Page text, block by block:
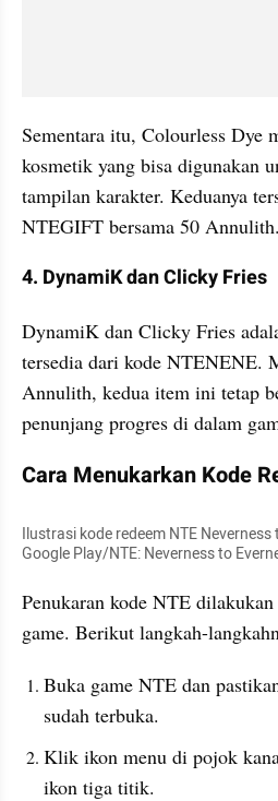
Sementara itu, Colourless Dye
kosmetik yang bisa digunakan
tampilan karakter. Keduanya
NTEGIFT bersama 50 Annulith.
4. DynamiK dan Clicky Fries
DynamiK dan Clicky Fries
tersedia dari kode NTENENE.
Annulith, kedua item ini tetap
penunjang progres di dalam
Cara Menukarkan Kode
Ilustrasi kode redeem NTE
Google Play/NTE: Neverness to
Penukaran kode NTE
game. Berikut langkah-
Buka game NTE dan
sudah terbuka.
Klik ikon menu di pojok
ikon tiga titik.